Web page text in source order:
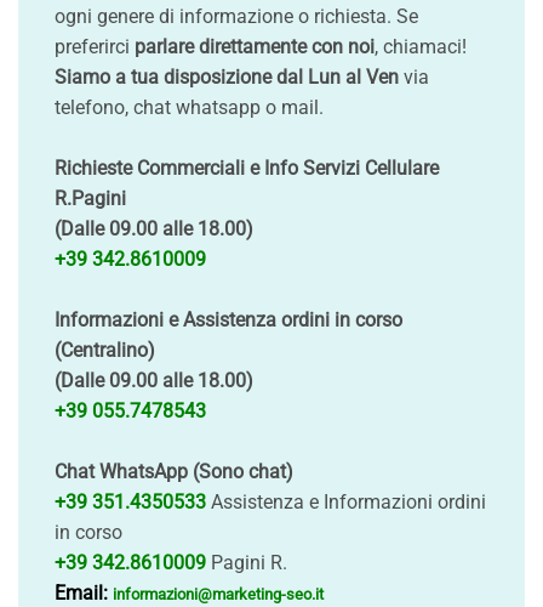
ogni genere di informazione o richiesta. Se
preferirci parlare direttamente con noi, chiamaci!
Siamo a tua disposizione dal Lun al Ven via
telefono, chat whatsapp o mail.
Richieste Commerciali e Info Servizi Cellulare
R.Pagini
(Dalle 09.00 alle 18.00)
+39 342.8610009
Informazioni e Assistenza ordini in corso
(Centralino)
(Dalle 09.00 alle 18.00)
+39 055.7478543
Chat WhatsApp (Sono chat)
+39 351.4350533 Assistenza e Informazioni ordini
in corso
+39 342.8610009 Pagini R.
Email: informazioni@marketing-seo.it